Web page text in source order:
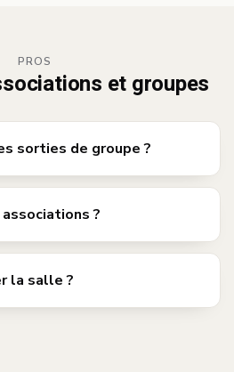
PROS
et groupes
sorties de groupe ?
?
la salle ?